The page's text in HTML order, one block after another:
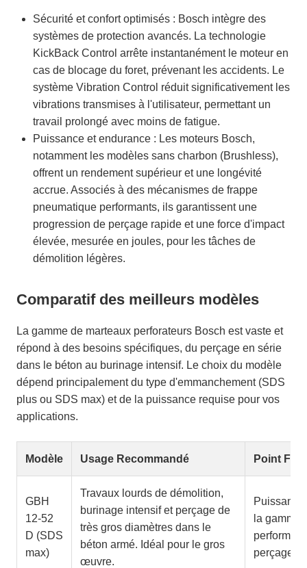
Sécurité et confort optimisés : Bosch intègre des
systèmes de protection avancés. La technologie
KickBack Control arrête instantanément le moteur en
cas de blocage du foret, prévenant les accidents. Le
système Vibration Control réduit significativement les
vibrations transmises à l'utilisateur, permettant un
travail prolongé avec moins de fatigue.
Puissance et endurance : Les moteurs Bosch,
notamment les modèles sans charbon (Brushless),
offrent un rendement supérieur et une longévité
accrue. Associés à des mécanismes de frappe
pneumatique performants, ils garantissent une
progression de perçage rapide et une force d'impact
élevée, mesurée en joules, pour les tâches de
démolition légères.
Comparatif des meilleurs modèles
La gamme de marteaux perforateurs Bosch est vaste et
répond à des besoins spécifiques, du perçage en série
dans le béton au burinage intensif. Le choix du modèle
dépend principalement du type d'emmanchement (SDS
plus ou SDS max) et de la puissance requise pour vos
applications.
Modèle Usage Recommandé Point Fort
GBH
12-52
D (SDS
max)
Travaux lourds de démolition,
burinage intensif et perçage de
très gros diamètres dans le
béton armé. Idéal pour le gros
œuvre.
la gamme
perçage